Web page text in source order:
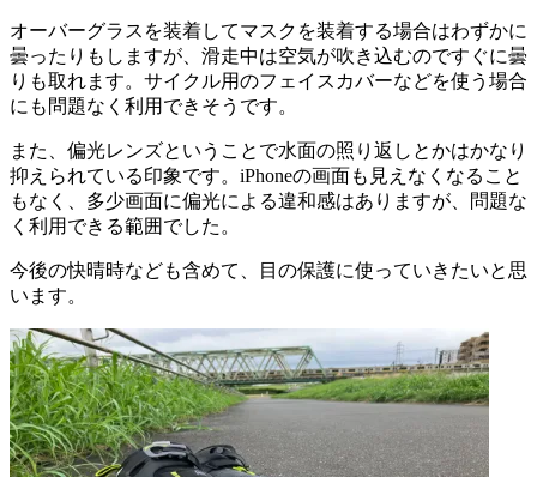
オーバーグラスを装着してマスクを装着する場合はわずかに
曇ったりもしますが、滑走中は空気が吹き込むのですぐに曇
りも取れます。サイクル用のフェイスカバーなどを使う場合
にも問題なく利用できそうです。
また、偏光レンズということで水面の照り返しとかはかなり
抑えられている印象です。iPhoneの画面も見えなくなること
もなく、多少画面に偏光による違和感はありますが、問題な
く利用できる範囲でした。
今後の快晴時なども含めて、目の保護に使っていきたいと思
います。